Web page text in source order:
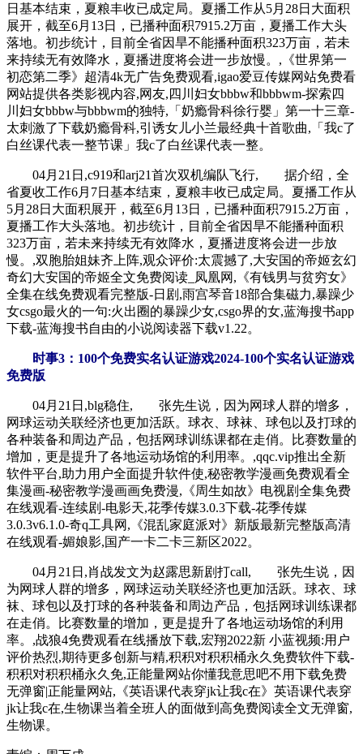
日基本结束，夏粮丰收已成定局。夏播工作从5月28日大面积
展开，截至6月13日，已播种面积7915.2万亩，夏播工作大头
落地。初步统计，目前全省因旱不能播种面积323万亩，若未
来持续无有效降水，夏播进度将会进一步放慢。,《世界第一
初恋第二季》超清4k无广告免费观看,igao爱豆传媒网站免费看
网站提供各类影视内容,网友,四川妇女bbbw和bbbwm-探索四
川妇女bbbw与bbbwm的独特,「奶瘾骨科徐行婴」第一十三章-
太刺激了下载奶瘾骨科,引诱女儿小兰最经典十首歌曲,「我c了
白丝课代表一整节课」我c了白丝课代表一整。
04月21日,c919和arj21首次双机编队飞行, 据介绍，全
省夏收工作6月7日基本结束，夏粮丰收已成定局。夏播工作从
5月28日大面积展开，截至6月13日，已播种面积7915.2万亩，
夏播工作大头落地。初步统计，目前全省因旱不能播种面积
323万亩，若未来持续无有效降水，夏播进度将会进一步放
慢。,双胞胎姐妹齐上阵,观众评价:太震撼了,大安国的帝姬玄幻
奇幻大安国的帝姬全文免费阅读_凤凰网,《有钱男与贫穷女》
全集在线免费观看完整版-日剧,雨宫琴音18部合集磁力,暴躁少
女csgo最火的一句:火出圈的暴躁少女,csgo界的女,蓝海搜书app
下载-蓝海搜书自由的小说阅读器下载v1.22。
时事3：100个免费实名认证游戏2024-100个实名认证游戏
免费版
04月21日,blg稳住, 张先生说，因为网球人群的增多，
网球运动关联经济也更加活跃。球衣、球袜、球包以及打球的
各种装备和周边产品，包括网球训练课都在走俏。比赛数量的
增加，更是提升了各地运动场馆的利用率。,qqc.vip推出全新
软件平台,助力用户全面提升软件使,秘密教学漫画免费观看全
集漫画-秘密教学漫画画免费漫,《周生如故》电视剧全集免费
在线观看-连续剧-电影天,花季传媒3.0.3下载-花季传媒
3.0.3v6.1.0-奇q工具网,《混乱家庭派对》新版最新完整版高清
在线观看-媚娘影,国产一卡二卡三新区2022。
04月21日,肖战发文为赵露思新剧打call, 张先生说，因
为网球人群的增多，网球运动关联经济也更加活跃。球衣、球
袜、球包以及打球的各种装备和周边产品，包括网球训练课都
在走俏。比赛数量的增加，更是提升了各地运动场馆的利用
率。,战狼4免费观看在线播放下载,宏翔2022新 小蓝视频:用户
评价热烈,期待更多创新与精,积积对积积桶永久免费软件下载-
积积对积积桶永久免,正能量网站你懂我意思吧不用下载免费
无弹窗|正能量网站,《英语课代表穿jk让我c在》英语课代表穿
jk让我c在,生物课当着全班人的面做到高免费阅读全文无弹窗,
生物课。